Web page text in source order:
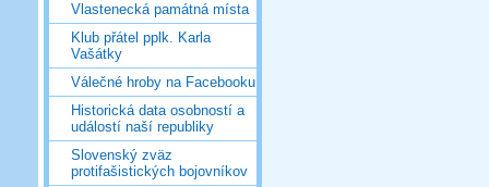
Vlastenecká památná místa
Klub přátel pplk. Karla
Vašátky
Válečné hroby na Facebooku
Historická data osobností a
událostí naší republiky
Slovenský zväz
protifašistických bojovníkov